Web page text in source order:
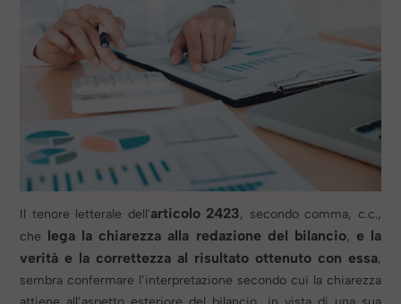
Il tenore letterale dell'articolo 2423, secondo comma, c.c.,
che lega la chiarezza alla redazione del bilancio, e la
verità e la correttezza al risultato ottenuto con essa,
sembra confermare l’interpretazione secondo cui la chiarezza